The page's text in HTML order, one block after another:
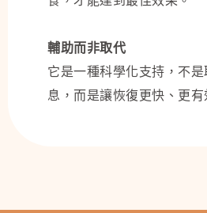
輔助而非取代
它是一種科學化支持，不
息，而是讓恢復更快、更有